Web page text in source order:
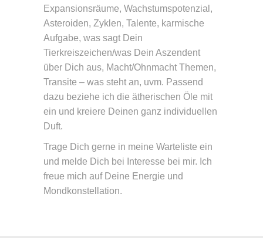
Expansionsräume, Wachstumspotenzial,
Asteroiden, Zyklen, Talente, karmische
Aufgabe, was sagt Dein
Tierkreiszeichen/was Dein Aszendent
über Dich aus, Macht/Ohnmacht Themen,
Transite – was steht an, uvm. Passend
dazu beziehe ich die ätherischen Öle mit
ein und kreiere Deinen ganz individuellen
Duft.
Trage Dich gerne in meine Warteliste ein
und melde Dich bei Interesse bei mir. Ich
freue mich auf Deine Energie und
Mondkonstellation.